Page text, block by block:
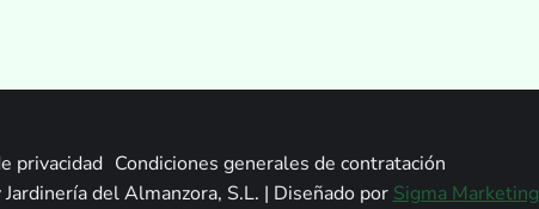
privacidad Condiciones generales de contratación
del Almanzora, S.L. | Diseñado por Sigma Marketing